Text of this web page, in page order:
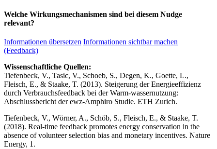
Welche Wirkungsmechanismen sind bei diesem Nudge
relevant?
Informationen übersetzen Informationen sichtbar machen
(Feedback)
Wissenschaftliche Quellen:
Tiefenbeck, V., Tasic, V., Schoeb, S., Degen, K., Goette, L.,
Fleisch, E., & Staake, T. (2013). Steigerung der Energieeffizienz
durch Verbrauchsfeedback bei der Warm-wassernutzung:
Abschlussbericht der ewz-Amphiro Studie. ETH Zurich.
Tiefenbeck, V., Wörner, A., Schöb, S., Fleisch, E., & Staake, T.
(2018). Real-time feedback promotes energy conservation in the
absence of volunteer selection bias and monetary incentives. Nature
Energy, 1.